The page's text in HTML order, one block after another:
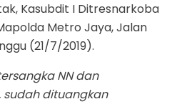
Kasubdit I Ditresnarkoba
Metro Jaya, Jalan
(21/7/2019).
NN dan
sudah dituangkan